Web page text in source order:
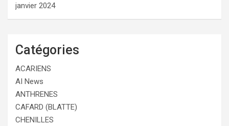
janvier 2024
Catégories
ACARIENS
AI News
ANTHRENES
CAFARD (BLATTE)
CHENILLES